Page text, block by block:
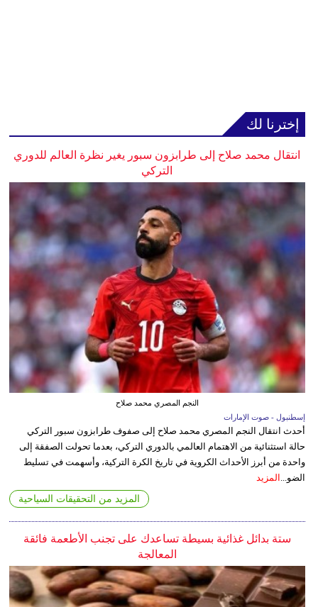
إخترنا لك
انتقال محمد صلاح إلى طرابزون سبور يغير نظرة العالم للدوري
التركي
النجم المصري محمد صلاح
إسطنبول - صوت الإمارات
أحدث انتقال النجم المصري محمد صلاح إلى صفوف طرابزون سبور التركي
حالة استثنائية من الاهتمام العالمي بالدوري التركي، بعدما تحولت الصفقة إلى
واحدة من أبرز الأحداث الكروية في تاريخ الكرة التركية، وأسهمت في تسليط
الضو... المزيد
المزيد من التحقيقات السياحية
ستة بدائل غذائية بسيطة تساعدك على تجنب الأطعمة فائقة
المعالجة